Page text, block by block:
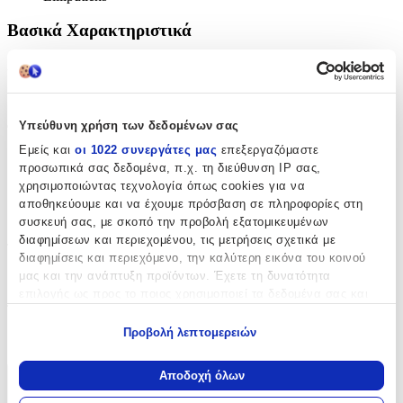
Υπεύθυνη χρήση των δεδομένων σας
Εμείς και οι 1022 συνεργάτες μας επεξεργαζόμαστε
προσωπικά σας δεδομένα, π.χ. τη διεύθυνση IP σας,
χρησιμοποιώντας τεχνολογία όπως cookies για να
αποθηκεύουμε και να έχουμε πρόσβαση σε πληροφορίες στη
συσκευή σας, με σκοπό την προβολή εξατομικευμένων
διαφημίσεων και περιεχομένου, τις μετρήσεις σχετικά με
διαφημίσεις και περιεχόμενο, την καλύτερη εικόνα του κοινού
μας και την ανάπτυξη προϊόντων. Έχετε τη δυνατότητα
Να συλλέξουμε πληροφορίες σχετικά με τη γεωγραφική
σας τοποθεσία, οι οποίες μπορεί να είναι ακριβείς σε
Προβολή λεπτομερειών
Αποδοχή όλων
Βασικά Χαρακτηριστικά
Χρώμα
Μπλε
Φύλο:
Unisex
Αγόρι
Κορίτσι
Τύπος:
Πλάτης
Νηπιαγωγείου
Χαρακτηριστικά